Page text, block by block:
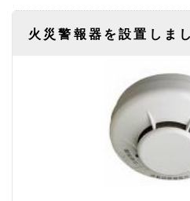
火災警報器を設置しま